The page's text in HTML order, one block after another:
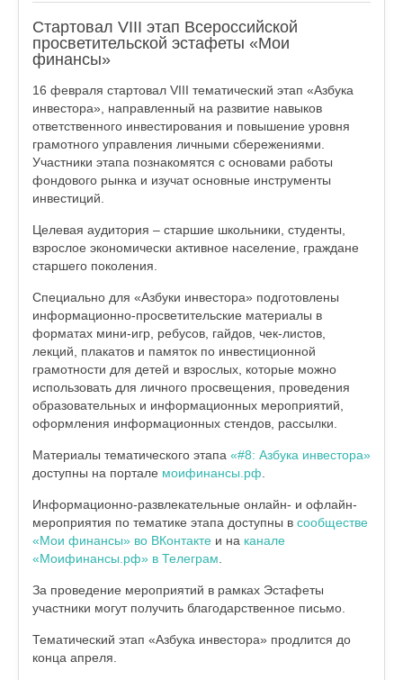
Стартовал VIII этап Всероссийской
просветительской эстафеты «Мои
финансы»
16 февраля стартовал VIII тематический этап «Азбука
инвестора», направленный на развитие навыков
ответственного инвестирования и повышение уровня
грамотного управления личными сбережениями.
Участники этапа познакомятся с основами работы
фондового рынка и изучат основные инструменты
инвестиций.
Целевая аудитория – старшие школьники, студенты,
взрослое экономически активное население, граждане
старшего поколения.
Специально для «Азбуки инвестора» подготовлены
информационно-просветительские материалы в
форматах мини-игр, ребусов, гайдов, чек-листов,
лекций, плакатов и памяток по инвестиционной
грамотности для детей и взрослых, которые можно
использовать для личного просвещения, проведения
образовательных и информационных мероприятий,
оформления информационных стендов, рассылки.
Материалы тематического этапа «#8: Азбука инвестора»
доступны на портале моифинансы.рф
Информационно-развлекательные онлайн- и офлайн-
мероприятия по тематике этапа доступны в сообществе
«Мои финансы» во ВКонтакте и на канале
«Моифинансы.рф» в Телеграм
За проведение мероприятий в рамках Эстафеты
участники могут получить благодарственное письмо.
Тематический этап «Азбука инвестора» продлится до
конца апреля.